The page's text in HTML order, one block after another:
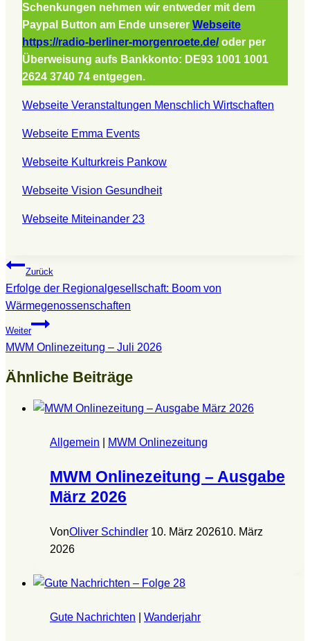
Schenkungen nehmen wir entweder mit dem
Paypal
Button am Ende unserer Webseite
https://radio-berliner-morgenroete.de/oder per
Überweisung aufs Bankkonto: DE93 1001 1001
2624 3740 74 entgegen.
Webseite Veranstaltungen Menschlich Wirtschaften
Webseite Emma Events
Webseite Kulturkreis Pankow
Webseite Vision Gesundheit
Webseite Miteinander 23
Beitragsnavigation
Zurück
Erfolge der Regionalgesellschaft: Boom von
Wärmegenossenschaften
Weiter
MWM Onlinezeitung – Juli 2026
Ähnliche Beiträge
Allgemein MWM Onlinezeitung
MWM Onlinezeitung – Ausgabe
März 2026
VonOliver Schindler 10. März 202610. März
2026
Gute Nachrichten Wanderjahr